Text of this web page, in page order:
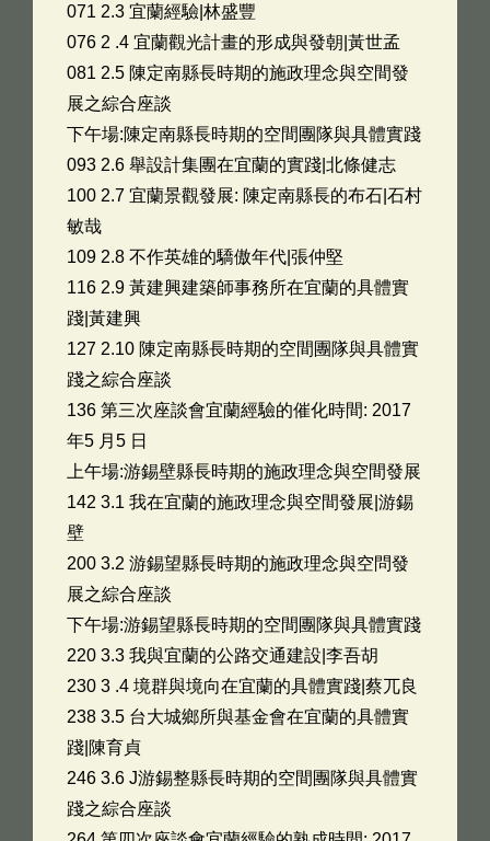
071 2.3 宜蘭經驗|林盛豐
076 2 .4 宜蘭觀光計畫的形成與發朝|黃世孟
081 2.5 陳定南縣長時期的施政理念與空間發
展之綜合座談
下午場:陳定南縣長時期的空間團隊與具體實踐
093 2.6 舉設計集團在宜蘭的實踐|北條健志
100 2.7 宜蘭景觀發展: 陳定南縣長的布石|石村
敏哉
109 2.8 不作英雄的驕傲年代|張仲堅
116 2.9 黃建興建築師事務所在宜蘭的具體實
踐|黃建興
127 2.10 陳定南縣長時期的空間團隊與具體實
踐之綜合座談
136 第三次座談會宜蘭經驗的催化時間: 2017
年5 月5 日
上午場:游錫壁縣長時期的施政理念與空間發展
142 3.1 我在宜蘭的施政理念與空間發展|游錫
壁
200 3.2 游錫望縣長時期的施政理念與空問發
展之綜合座談
下午場:游錫望縣長時期的空間團隊與具體實踐
220 3.3 我與宜蘭的公路交通建設|李吾胡
230 3 .4 境群與境向在宜蘭的具體實踐|蔡兀良
238 3.5 台大城鄉所與基金會在宜蘭的具體實
踐|陳育貞
246 3.6 J游錫整縣長時期的空間團隊與具體實
踐之綜合座談